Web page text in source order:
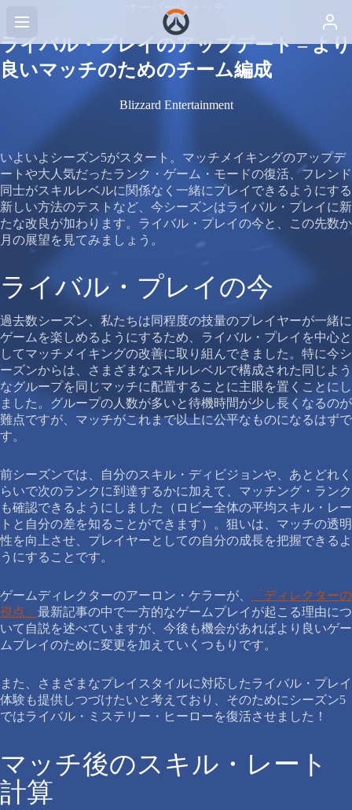
オーバーウォッチ
ライバル・プレイのアップデート – より
良いマッチのためのチーム編成
Blizzard Entertainment
いよいよシーズン5がスタート。マッチメイキングのアップデ
ートや大人気だったランク・ゲーム・モードの復活、フレンド
同士がスキルレベルに関係なく一緒にプレイできるようにする
新しい方法のテストなど、今シーズンはライバル・プレイに新
たな改良が加わります。ライバル・プレイの今と、この先数か
月の展望を見てみましょう。
ライバル・プレイの今
過去数シーズン、私たちは同程度の技量のプレイヤーが一緒に
ゲームを楽しめるようにするため、ライバル・プレイを中心と
してマッチメイキングの改善に取り組んできました。特に今シ
ーズンからは、さまざまなスキルレベルで構成された同じよう
なグループを同じマッチに配置することに主眼を置くことにし
ました。グループの人数が多いと待機時間が少し長くなるのが
難点ですが、マッチがこれまで以上に公平なものになるはずで
す。
前シーズンでは、自分のスキル・ディビジョンや、あとどれく
らいで次のランクに到達するかに加えて、マッチング・ランク
も確認できるようにしました（ロビー全体の平均スキル・レー
トと自分の差を知ることができます）。狙いは、マッチの透明
性を向上させ、プレイヤーとしての自分の成長を把握できるよ
うにすることです。
ゲームディレクターのアーロン・ケラーが、
「ディレクターの
視点」 最新記事の中で一方的なゲームプレイが起こる理由につ
いて自説を述べていますが、今後も機会があればより良いゲー
ムプレイのために変更を加えていくつもりです。
また、さまざまなプレイスタイルに対応したライバル・プレイ
体験も提供しつづけたいと考えており、そのためにシーズン5
ではライバル・ミステリー・ヒーローを復活させました！
マッチ後のスキル・レート
計算